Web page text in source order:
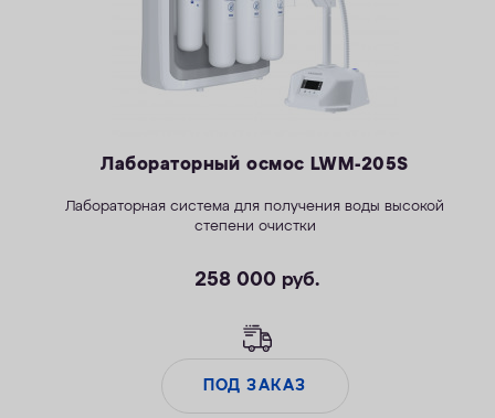
Лабораторный осмос LWM-205S
Лабораторная система для получения воды высокой
степени очистки
258 000 руб.
ПОД ЗАКАЗ